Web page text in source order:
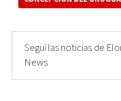
Seguí las noticias de
News